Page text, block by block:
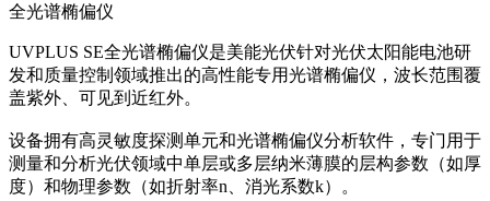
全光谱椭偏仪
UVPLUS SE全光谱椭偏仪是美能光伏针对光伏太阳能电池研
发和质量控制领域推出的高性能专用光谱椭偏仪，波长范围覆
盖紫外、可见到近红外。
设备拥有高灵敏度探测单元和光谱椭偏仪分析软件，专门用于
测量和分析光伏领域中单层或多层纳米薄膜的层构参数（如厚
度）和物理参数（如折射率n、消光系数k）。